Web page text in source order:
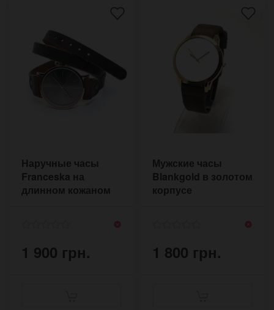
Наручные часы
Franceska на
длинном кожаном
1 900 грн.
Мужские часы
Blankgold в золотом
корпусе
1 800 грн.